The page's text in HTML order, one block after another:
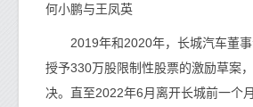
何小鹏与王凤英
2019年和2020年，长城汽车董事
授予330万股限制性股票的激励草案
决。直至2022年6月离开长城前一个